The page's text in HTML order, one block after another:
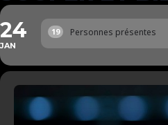
24
JAN
19 Personnes présentes